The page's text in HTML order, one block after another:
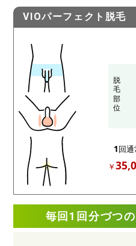
VIOパーフェクト脱毛
毎回1回分づつの